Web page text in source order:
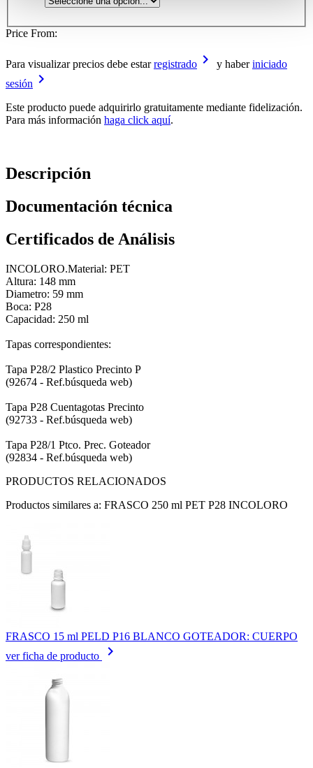
Price From:
Para visualizar precios debe estarregistrado keyboard_arrow_right y haberiniciado
sesión keyboard_arrow_right
Este producto puede adquirirlo gratuitamente mediante fidelización.
Para más información haga click aquí.
Descripción
Documentación técnica
Certificados de Análisis
INCOLORO.Material: PET
Altura: 148 mm
Diametro: 59 mm
Boca: P28
Capacidad: 250 ml
Tapas correspondientes:
Tapa P28/2 Plastico Precinto P
(92674 - Ref.búsqueda web)
Tapa P28 Cuentagotas Precinto
(92733 - Ref.búsqueda web)
Tapa P28/1 Ptco. Prec. Goteador
(92834 - Ref.búsqueda web)
PRODUCTOS RELACIONADOS
Productos similares a: FRASCO 250 ml PET P28 INCOLORO
FRASCO 15 ml PELD P16 BLANCO GOTEADOR: CUERPO
ver ficha de producto
keyboard_arrow_right